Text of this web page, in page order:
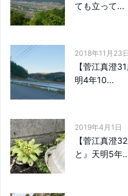
ても立って...
2018年11月23日
【菅江真澄
明4年10...
2019年4月1日
【菅江真澄
と』天明5年